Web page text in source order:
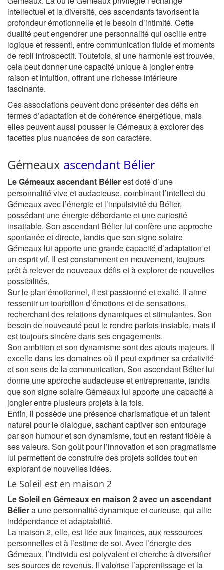
intellectuel et la diversité, ces ascendants favorisent la
profondeur émotionnelle et le besoin d’intimité. Cette
dualité peut engendrer une personnalité qui oscille entre
logique et ressenti, entre communication fluide et moments
de repli introspectif. Toutefois, si une harmonie est trouvée,
cela peut donner une capacité unique à jongler entre
raison et intuition, offrant une richesse intérieure
fascinante.
Ces associations peuvent donc présenter des défis en
termes d’adaptation et de cohérence énergétique, mais
elles peuvent aussi pousser le Gémeaux à explorer des
facettes plus nuancées de son caractère.
Gémeaux ascendant Bélier
Le Gémeaux ascendant Bélierest doté d’une
personnalité vive et audacieuse, combinant l’intellect du
Gémeaux avec l’énergie et l’impulsivité du Bélier,
possédant une énergie débordante et une curiosité
insatiable. Son ascendant Bélier lui confère une approche
spontanée et directe, tandis que son signe solaire
Gémeaux lui apporte une grande capacité d’adaptation et
un esprit vif. Il est constamment en mouvement, toujours
prêt à relever de nouveaux défis et à explorer de nouvelles
possibilités.
Sur le plan émotionnel, il est passionné et exalté. Il aime
ressentir un tourbillon d’émotions et de sensations,
recherchant des relations dynamiques et stimulantes. Son
besoin de nouveauté peut le rendre parfois instable, mais il
est toujours sincère dans ses engagements.
Son ambition et son dynamisme sont des atouts majeurs. Il
excelle dans les domaines où il peut exprimer sa créativité
et son sens de la communication. Son ascendant Bélier lui
donne une approche audacieuse et entreprenante, tandis
que son signe solaire Gémeaux lui apporte une capacité à
jongler entre plusieurs projets à la fois.
Enfin, il possède une présence charismatique et un talent
naturel pour le dialogue, sachant captiver son entourage
par son humour et son dynamisme, tout en restant fidèle à
ses valeurs. Son goût pour l’innovation et son pragmatisme
lui permettent de construire des projets solides tout en
explorant de nouvelles idées.
Le Soleil est en maison 2
Le Soleil en Gémeaux en maison 2 avec un ascendant
Béliera une personnalité dynamique et curieuse, qui allie
indépendance et adaptabilité.
La maison 2, elle, est liée aux finances, aux ressources
personnelles et à l’estime de soi. Avec l’énergie des
Gémeaux, l’individu est polyvalent et cherche à diversifier
ses sources de revenus. Il valorise l’apprentissage et la